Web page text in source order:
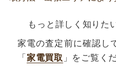
もっと詳しく知りた
家電の査定前に確認し
「 家電買取 」をご覧く